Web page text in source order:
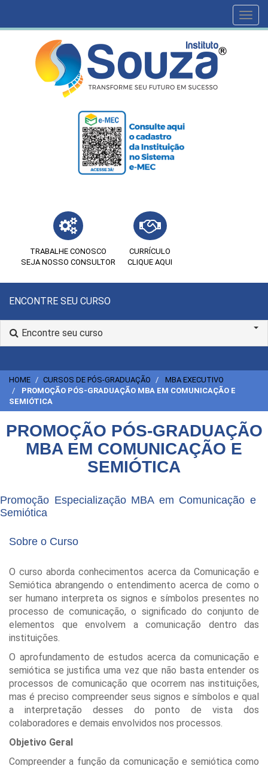
TRABALHE CONOSCO
SEJA NOSSO CONSULTOR
CURRÍCULO
CLIQUE AQUI
ENCONTRE SEU CURSO
Encontre seu curso
HOME CURSOS DE PÓS-GRADUAÇÃO
MBA EXECUTIVO
PROMOÇÃO PÓS-GRADUAÇÃO MBA EM COMUNICAÇÃO E
SEMIÓTICA
PROMOÇÃO PÓS-GRADUAÇÃO
MBA EM COMUNICAÇÃO E
SEMIÓTICA
Promoção Especialização MBA em Comunicação e
Semiótica
Sobre o Curso
O curso aborda conhecimentos acerca da Comunicação e
Semiótica abrangendo o entendimento acerca de como o
ser humano interpreta os signos e símbolos presentes no
processo de comunicação, o significado do conjunto de
elementos que envolvem a comunicação dentro das
instituições.
O aprofundamento de estudos acerca da comunicação e
semiótica se justifica uma vez que não basta entender os
processos de comunicação que ocorrem nas instituições,
mas é preciso compreender seus signos e símbolos e qual
a interpretação desses do ponto de vista dos
colaboradores e demais envolvidos nos processos.
Objetivo Geral
Compreender a função da comunicação e semiótica como